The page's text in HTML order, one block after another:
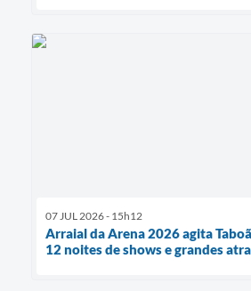
07 JUL 2026 - 15h12
Arraial da Arena 2026 agita
12 noites de shows e grandes